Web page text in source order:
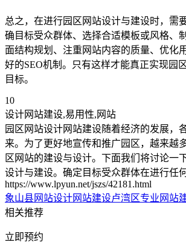
总之，在进行园区网站设计与建设时，需
确目标受众群体、选择合适模板或风格、
面结构规划、注重网站内容的质量、优化
好的SEO机制。只有这样才能真正实现园
目标。
10
设计网站建设,易用性,网站
园区网站设计网站建设随着经济的发展，
来。为了更好地宣传和推广园区，越来越
区网站的建设与设计。下面我们将讨论一
设计与建设。确定目标受众群体在进行任
https://www.lpyun.net/jszs/42181.html
象山县网站设计网站建设卢湾区专业网站
相关推荐
立即预约